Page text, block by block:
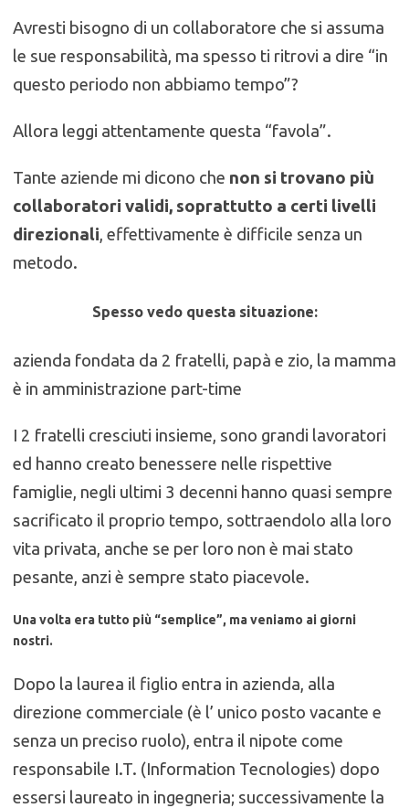
Avresti bisogno di un collaboratore che si assuma
le sue responsabilità, ma spesso ti ritrovi a dire “in
questo periodo non abbiamo tempo”?
Allora leggi attentamente questa “favola”.
Tante aziende mi dicono che non si trovano più
collaboratori validi, soprattutto a certi livelli
direzionali, effettivamente è difficile senza un
metodo.
Spesso vedo questa situazione:
azienda fondata da 2 fratelli, papà e zio, la mamma
è in amministrazione part-time
I 2 fratelli cresciuti insieme, sono grandi lavoratori
ed hanno creato benessere nelle rispettive
famiglie, negli ultimi 3 decenni hanno quasi sempre
sacrificato il proprio tempo, sottraendolo alla loro
vita privata, anche se per loro non è mai stato
pesante, anzi è sempre stato piacevole.
Una volta era tutto più “semplice”, ma veniamo ai giorni
nostri.
Dopo la laurea il figlio entra in azienda, alla
direzione commerciale (è l’ unico posto vacante e
senza un preciso ruolo), entra il nipote come
responsabile I.T. (Information Tecnologies) dopo
essersi laureato in ingegneria; successivamente la